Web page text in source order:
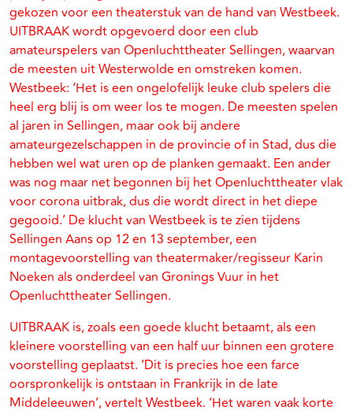
gekozen voor een theaterstuk van de hand van Westbeek.
UITBRAAK wordt opgevoerd door een club
amateurspelers van Openluchttheater Sellingen, waarvan
de meesten uit Westerwolde en omstreken komen.
Westbeek: ‘Het is een ongelofelijk leuke club spelers die
heel erg blij is om weer los te mogen. De meesten spelen
al jaren in Sellingen, maar ook bij andere
amateurgezelschappen in de provincie of in Stad, dus die
hebben wel wat uren op de planken gemaakt. Een ander
was nog maar net begonnen bij het Openluchttheater vlak
voor corona uitbrak, dus die wordt direct in het diepe
gegooid.’ De klucht van Westbeek is te zien tijdens
Sellingen Aans op 12 en 13 september, een
montagevoorstelling van theatermaker/regisseur Karin
Noeken als onderdeel van Gronings Vuur in het
Openluchttheater Sellingen.
UITBRAAK is, zoals een goede klucht betaamt, als een
kleinere voorstelling van een half uur binnen een grotere
voorstelling geplaatst. ‘Dit is precies hoe een farce
oorspronkelijk is ontstaan in Frankrijk in de late
Middeleeuwen’, vertelt Westbeek. ‘Het waren vaak korte